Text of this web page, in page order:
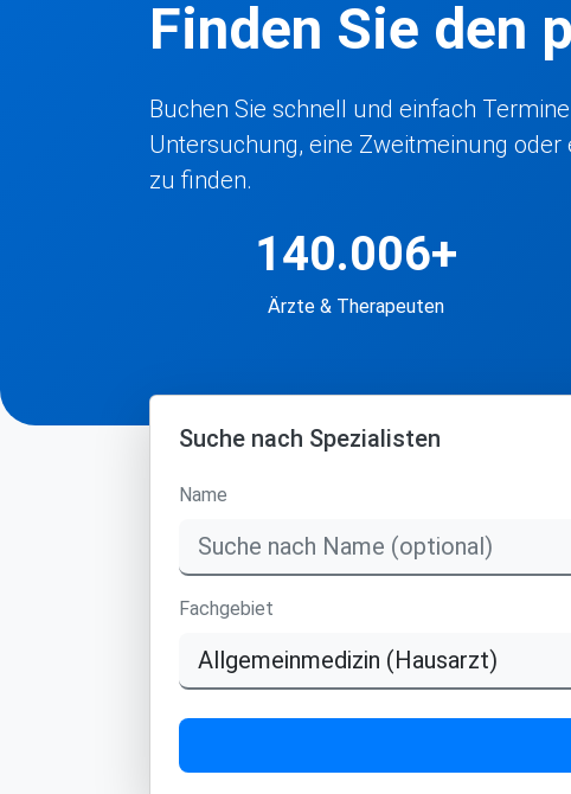
Finden Sie den
Buchen Sie schnell und einfach
Untersuchung, eine Zweitmeinung
zu finden.
140.006+
Ärzte & Therapeuten
Suche nach Spezialisten
Name
Fachgebiet